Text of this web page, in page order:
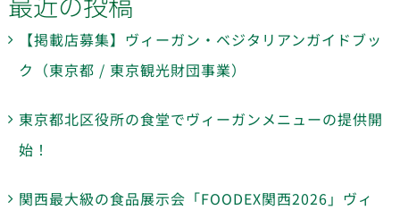
【掲載店募集】ヴィーガン・ベジタリアンガイドブッ
ク（東京都 / 東京観光財団事業）
東京都北区役所の食堂でヴィーガンメニューの提供開
始！
関西最大級の食品展示会「FOODEX関西2026」ヴィ